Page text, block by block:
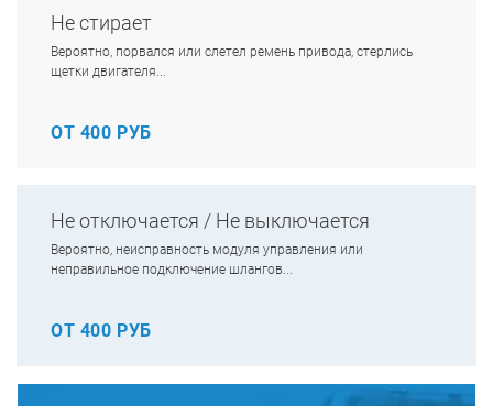
Не стирает
Вероятно, порвался или слетел ремень привода, стерлись
щетки двигателя...
ОТ 400 РУБ
Не отключается / Не выключается
Вероятно, неисправность модуля управления или
неправильное подключение шлангов...
ОТ 400 РУБ